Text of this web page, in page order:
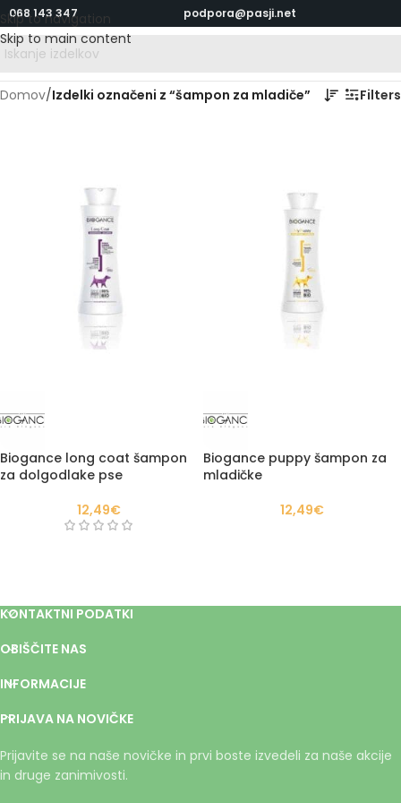
Skip to navigation
Skip to main content
068 143 347 podpora@pasji.net
Domov/Izdelki označeni z “šampon za mladiče” Filters
Biogance long coat šampon
za dolgodlake pse
12,49€
Biogance puppy šampon za
mladičke
12,49€
KONTAKTNI PODATKI
OBIŠČITE NAS
INFORMACIJE
PRIJAVA NA NOVIČKE
Prijavite se na naše novičke in prvi boste izvedeli za naše akcije
in druge zanimivosti.